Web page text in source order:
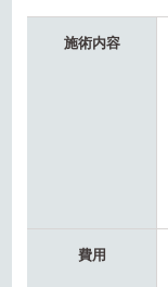
施術内容
費用